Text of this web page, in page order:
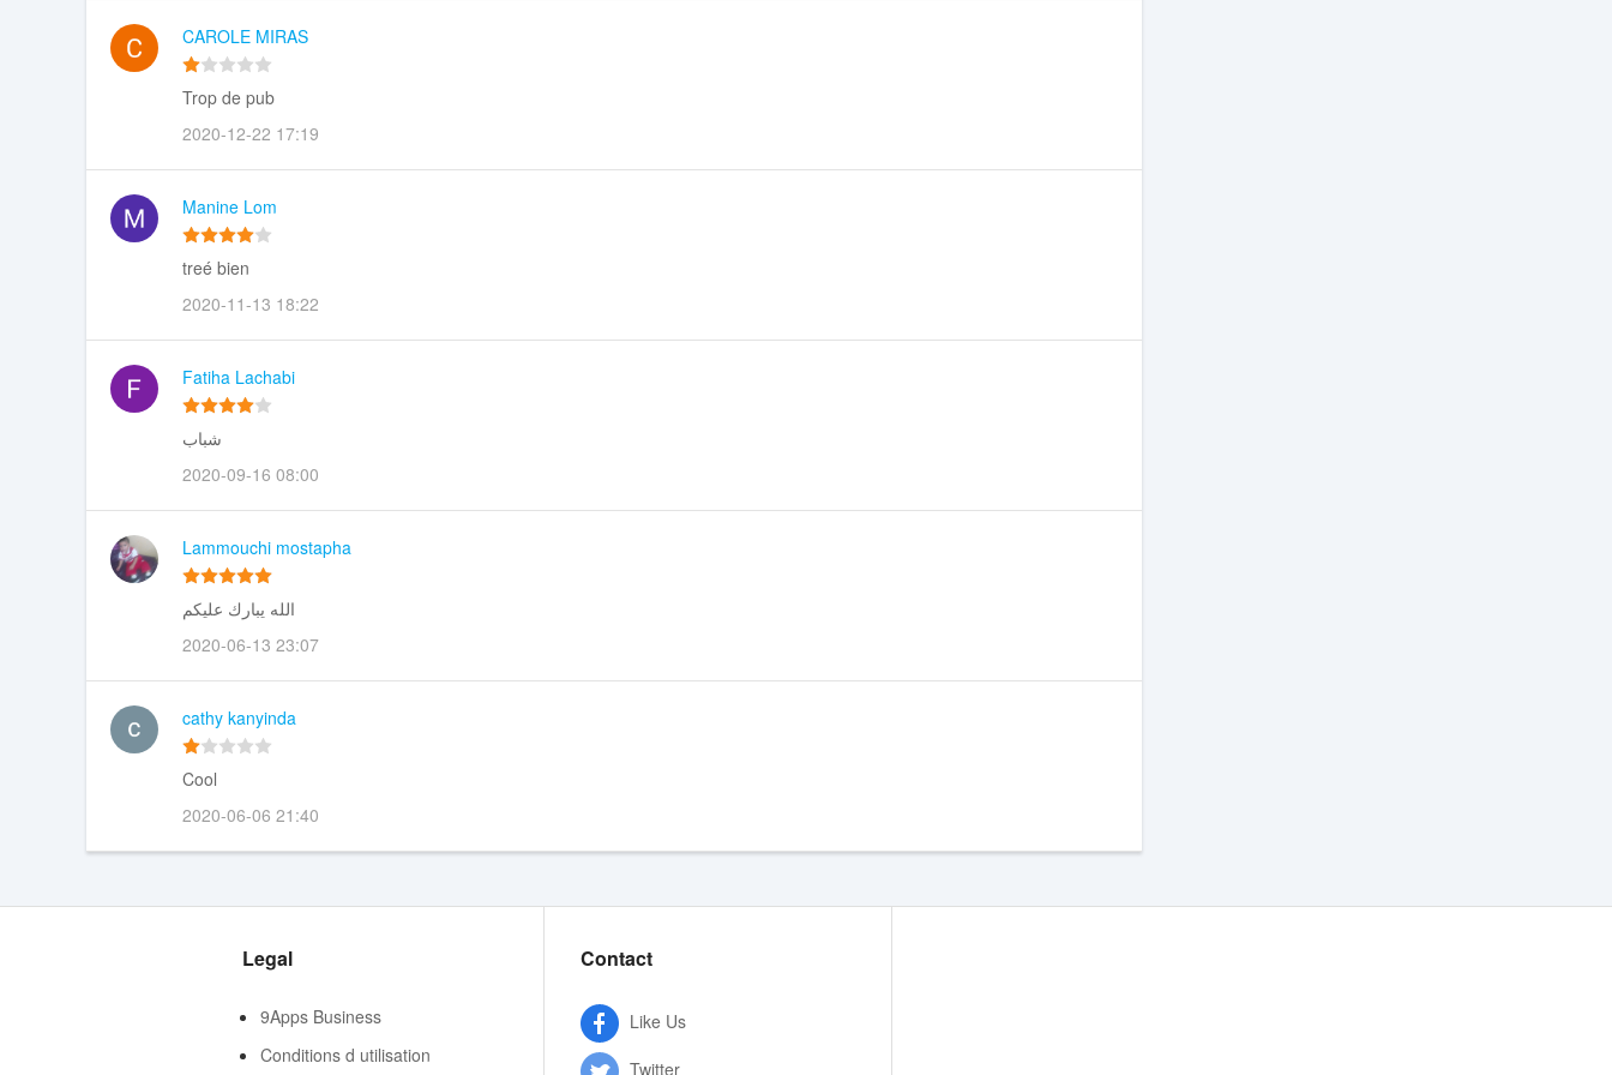
CAROLE MIRAS
Trop de pub
2020-12-22 17:19
Manine Lom
treé bien
2020-11-13 18:22
Fatiha Lachabi
شباب
2020-09-16 08:00
Lammouchi mostapha
الله يبارك عليكم
2020-06-13 23:07
cathy kanyinda
Cool
2020-06-06 21:40
Legal
9Apps Business
Conditions d utilisation
Contact
Like Us
Twitter